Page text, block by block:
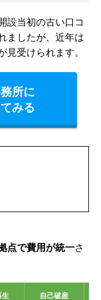
設当初の古い口コ
ましたが、近年は
見受けられます。
所に
みる
点で費用が統一さ
生 自己破産